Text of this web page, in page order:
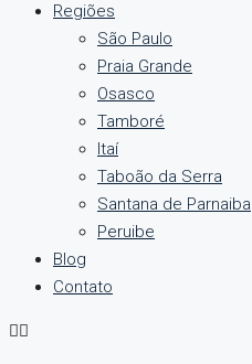
Regiões
São Paulo
Praia Grande
Osasco
Tamboré
Itaí
Taboão da Serra
Santana de Parnaiba
Peruibe
Blog
Contato